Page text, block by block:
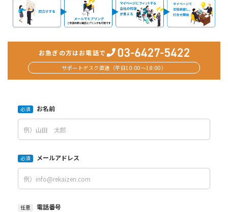
お急ぎの方はお電話で
サポートデスク直通（平日10:00〜18:00）
必須 お名前
必須 メールアドレス
任意 電話番号